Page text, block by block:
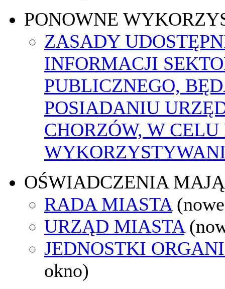
PONOWNE
ZASADY
INFORMACJI
PUBLICZNEGO,
POSIADANIU
CHORZÓW, W
OŚWIADCZENIA
RADA MIASTA
URZĄD MIASTA
JEDNOSTKI
okno)